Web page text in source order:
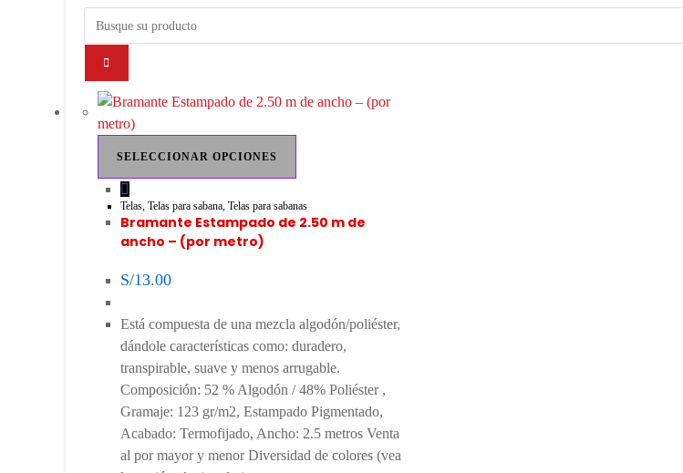
SELECCIONAR OPCIONES
Telas, Telas para sabana, Telas para sabanas
Bramante Estampado de 2.50 m de
ancho – (por metro)
S/13.00
Está compuesta de una mezcla algodón/poliéster,
dándole características como: duradero,
transpirable, suave y menos arrugable.
Composición: 52 % Algodón / 48% Poliéster ,
Gramaje: 123 gr/m2, Estampado Pigmentado,
Acabado: Termofijado, Ancho: 2.5 metros Venta
al por mayor y menor Diversidad de colores (vea